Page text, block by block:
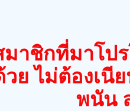
าชิกที่มาโป
ย ไม่ต้องเนี
พนัน